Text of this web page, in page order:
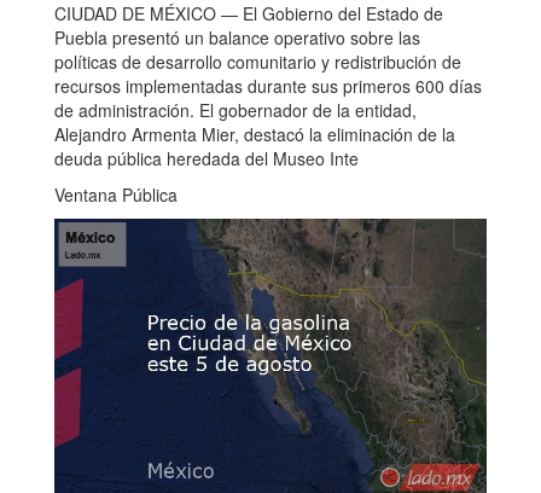
CIUDAD DE MÉXICO — El Gobierno del Estado de
Puebla presentó un balance operativo sobre las
políticas de desarrollo comunitario y redistribución de
recursos implementadas durante sus primeros 600 días
de administración. El gobernador de la entidad,
Alejandro Armenta Mier, destacó la eliminación de la
deuda pública heredada del Museo Inte
Ventana Pública